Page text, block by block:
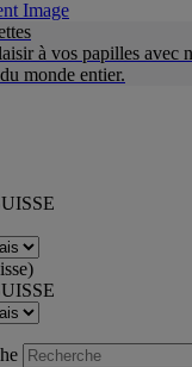
à vos papilles avec
monde entier.